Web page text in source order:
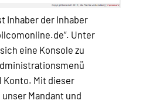
Inhaber der Inhaber
Unter
eine Konsole zu
Konto. Mit dieser
Mandant und